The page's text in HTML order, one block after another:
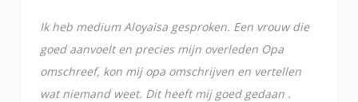
Ik heb medium Aloyaisa gesproken. Een vrouw die
goed aanvoelt en precies mijn overleden Opa
omschreef, kon mij opa omschrijven en vertellen
wat niemand weet. Dit heeft mij goed gedaan .